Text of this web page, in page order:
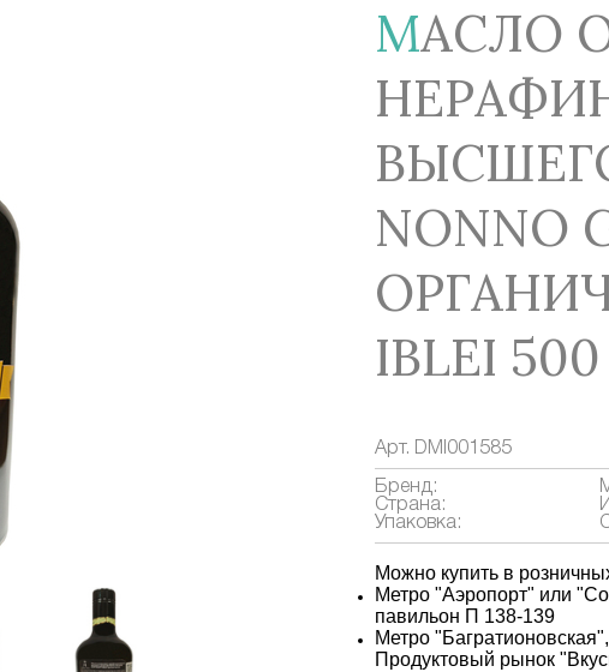
МАСЛО ОЛИВКОВОЕ
NONNO
IBLEI
Арт. DMI001585
Бренд:
Страна:
Упаковка:
Можно купить в
Метро "Аэропорт" или
павильон П 138-139
Метро
Продуктовый рынок